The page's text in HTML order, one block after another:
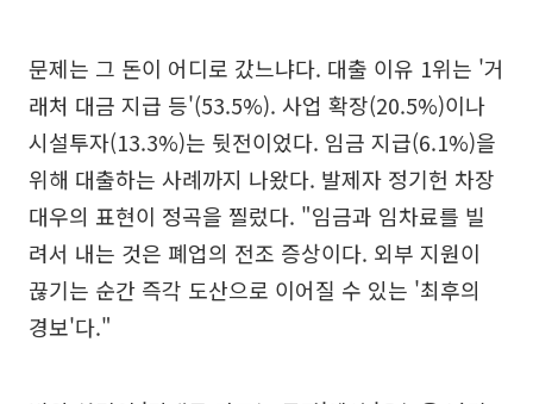
문제는 그 돈이 어디로 갔느냐다. 대출 이유 1위는 '거
래처 대금 지급 등'(53.5%). 사업 확장(20.5%)이나
시설투자(13.3%)는 뒷전이었다. 임금 지급(6.1%)을
위해 대출하는 사례까지 나왔다. 발제자 정기헌 차장
대우의 표현이 정곡을 찔렀다. "임금과 임차료를 빌
려서 내는 것은 폐업의 전조 증상이다. 외부 지원이
끊기는 순간 즉각 도산으로 이어질 수 있는 '최후의
경보'다."